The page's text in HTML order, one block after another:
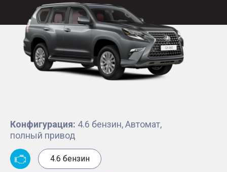
Конфигурация: 4.6 бензин, Автомат,
полный привод
4.6 бензин